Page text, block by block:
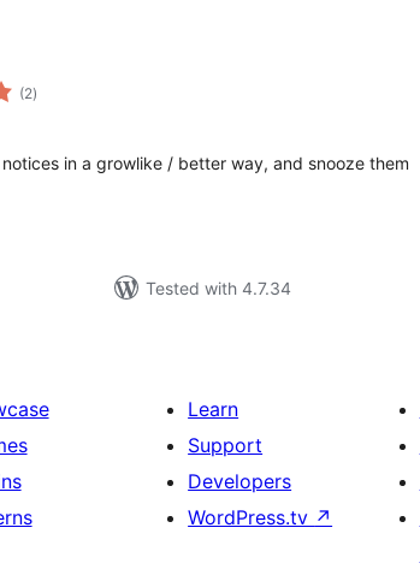
(2total
ratings
)
in a growlike / better way, and snooze them
Tested with 4.7.34
Learn
Support
Developers
WordPress.tv ↗